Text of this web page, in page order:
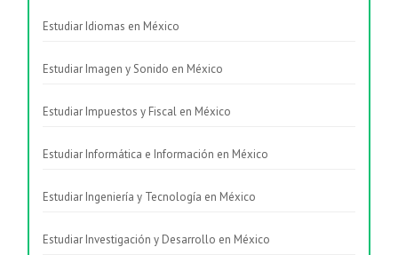
Estudiar Idiomas en México
Estudiar Imagen y Sonido en México
Estudiar Impuestos y Fiscal en México
Estudiar Informática e Información en México
Estudiar Ingeniería y Tecnología en México
Estudiar Investigación y Desarrollo en México